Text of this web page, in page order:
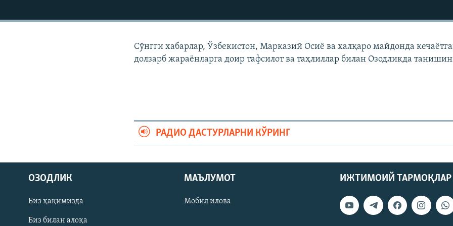
На русском
ИЖТИМОИЙ ТАРМОҚЛАР
Сўнгги хабарлар, Ўзбекистон, Марказий Осиë ва халқаро майдонда
долзарб жараëнларга доир тафсилот ва таҳлиллар билан Озодликда
РАДИО ДАСТУРЛАРНИ КЎРИНГ
ИЖТИМОИЙ ТАРМОҚЛАР
ОЗОДЛИК
Биз ҳақимизда
Биз билан алоқа
МАЪЛУМОТ
Мобил илова